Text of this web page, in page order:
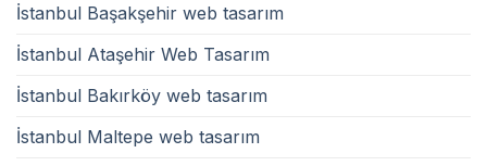
İstanbul Başakşehir web tasarım
İstanbul Ataşehir Web Tasarım
İstanbul Bakırköy web tasarım
İstanbul Maltepe web tasarım